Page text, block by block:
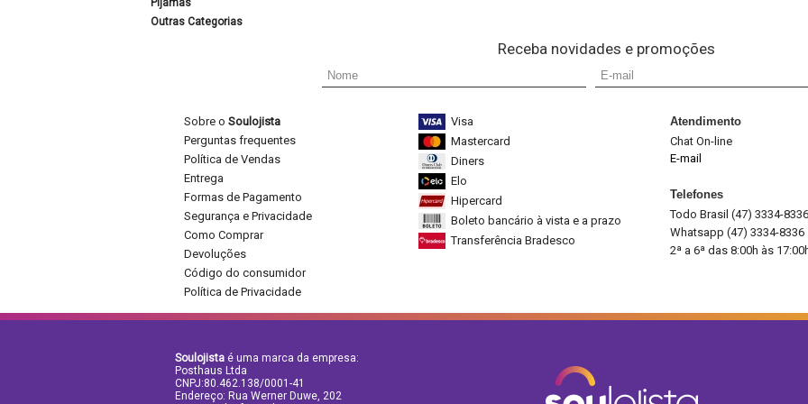
Pijamas
Outras Categorias
Receba novidades e promoções
Sobre o Soulojista
Perguntas frequentes
Política de Vendas
Entrega
Formas de Pagamento
Segurança e Privacidade
Como Comprar
Devoluções
Código do consumidor
Política de Privacidade
Visa
Mastercard
Diners
Elo
Hipercard
Boleto bancário à vista e a prazo
Transferência Bradesco
Atendimento
Chat On-line
E-mail
Telefones
Todo Brasil (47) 3334-8336
Whatsapp (47) 3334-8336
2ª a 6ª das 8:00h às
Soulojista é uma marca da empresa:
Posthaus Ltda
CNPJ:80.462.138/0001-41
Endereço: Rua Werner Duwe, 202